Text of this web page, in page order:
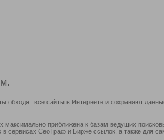
обходят все сайты в Интернете и сохраняют
максимально приближена к базам ведущих
сервисах СеоТраф и Бирже ссылок, а также для